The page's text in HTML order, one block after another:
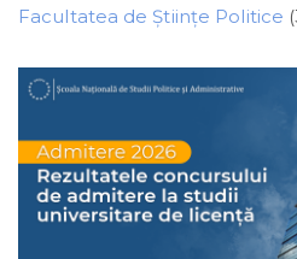
Facultatea de Științe Politice